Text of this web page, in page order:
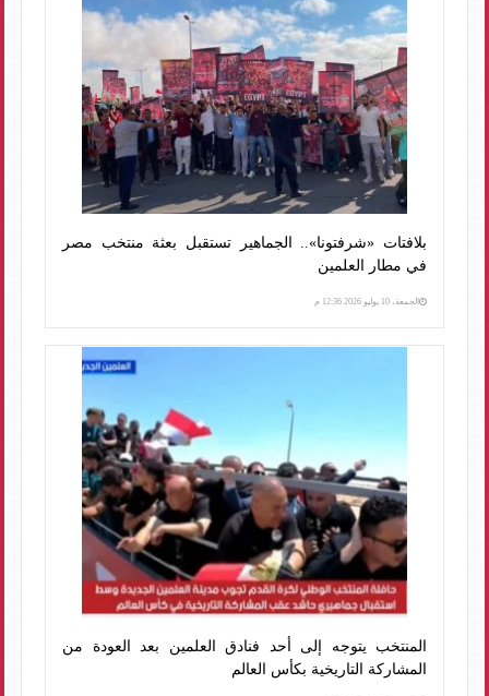
بلافتات «شرفتونا».. الجماهير تستقبل بعثة منتخب مصر
في مطار العلمين
الجمعة، 10 يوليو 2026 12:36 م
المنتخب يتوجه إلى أحد فنادق العلمين بعد العودة من
المشاركة التاريخية بكأس العالم